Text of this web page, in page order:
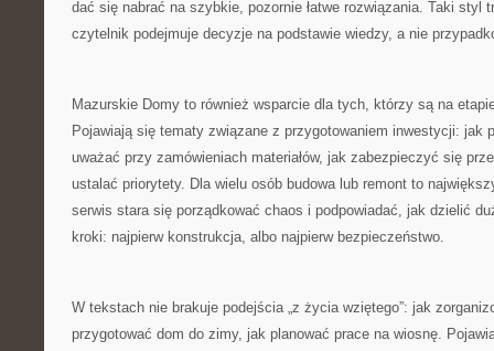
dać się nabrać na szybkie, pozornie łatwe rozwiązania. Taki styl
czytelnik podejmuje decyzje na podstawie wiedzy, a nie
Mazurskie Domy to również wsparcie dla tych, którzy są na
Pojawiają się tematy związane z przygotowaniem inwestycji: jak
uważać przy zamówieniach materiałów, jak zabezpieczyć się
ustalać priorytety. Dla wielu osób budowa lub remont to
serwis stara się porządkować chaos i podpowiadać, jak dzielić
kroki: najpierw konstrukcja, albo najpierw bezpieczeństwo.
W tekstach nie brakuje podejścia „z życia wziętego”: jak
przygotować dom do zimy, jak planować prace na wiosnę.